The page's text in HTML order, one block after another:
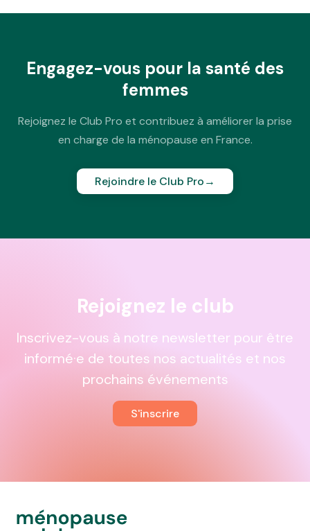
Engagez-vous pour la santé des
femmes
Rejoignez le Club Pro et contribuez à améliorer la prise
en charge de la ménopause en France.
Rejoindre le Club Pro→
Rejoignez le club
Inscrivez-vous à notre newsletter pour être
informé·e de toutes nos actualités et nos
prochains événements
S'inscrire